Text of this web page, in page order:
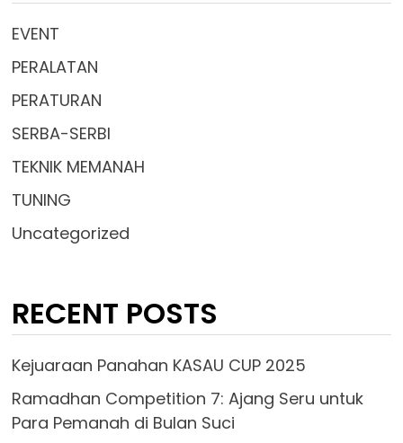
EVENT
PERALATAN
PERATURAN
SERBA-SERBI
TEKNIK MEMANAH
TUNING
Uncategorized
RECENT POSTS
Kejuaraan Panahan KASAU CUP 2025
Ramadhan Competition 7: Ajang Seru untuk
Para Pemanah di Bulan Suci